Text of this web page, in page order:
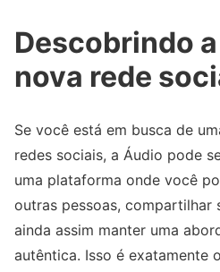
Descobrindo
nova rede
Se você está em busca de
redes sociais, a Áudio pode
uma plataforma onde você
outras pessoas, compartilhar
ainda assim manter uma
autêntica. Isso é exatamente